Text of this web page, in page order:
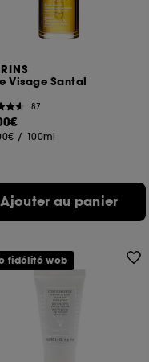
Visage Santal
87
/ 100ml
Ajouter au panier
fidélité web